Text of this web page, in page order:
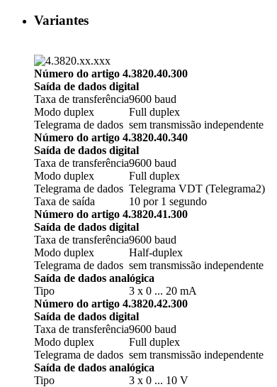
Variantes
Número do artigo 4.3820.40.300
Saída de dados digital
Taxa de transferência9600 baud
Modo duplex
Full duplex
Telegrama de dados sem transmissão independente
Número do artigo 4.3820.40.340
Saída de dados digital
Taxa de transferência9600 baud
Modo duplex
Full duplex
Telegrama de dados Telegrama VDT (Telegrama2)
Taxa de saída
10 por 1 segundo
Número do artigo 4.3820.41.300
Saída de dados digital
Taxa de transferência9600 baud
Modo duplex
Half-duplex
Telegrama de dados sem transmissão independente
Saída de dados analógica
Tipo
3 x 0 ... 20 mA
Número do artigo 4.3820.42.300
Saída de dados digital
Taxa de transferência9600 baud
Modo duplex
Full duplex
Telegrama de dados sem transmissão independente
Saída de dados analógica
Tipo
3 x 0 ... 10 V